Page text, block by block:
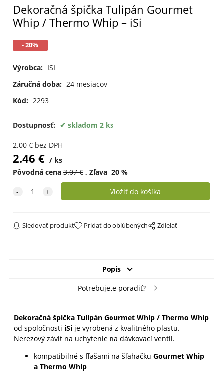
Dekoračná špička Tulipán Gourmet
Whip / Thermo Whip – iSi
- 20%
Výrobca: ISI
Záručná doba: 24 mesiacov
Kód: 2293
Dostupnosť: skladom 2 ks
2.00€ bez DPH
2.46 €
ks
Pôvodná cena 3.07€ Zľava 20%
Sledovať produkt Pridať do obľúbených Zdielať
Popis
Potrebujete poradiť?
Dekoračná špička Tulipán Gourmet Whip / Thermo Whip
od spoločnosti iSi je vyrobená z kvalitného plastu.
Nerezový závit na uchytenie na dávkovací ventil.
kompatibilné s fľašami na šľahačku Gourmet Whip
a Thermo Whip